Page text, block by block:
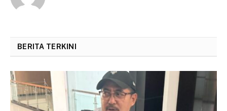
BERITA TERKINI